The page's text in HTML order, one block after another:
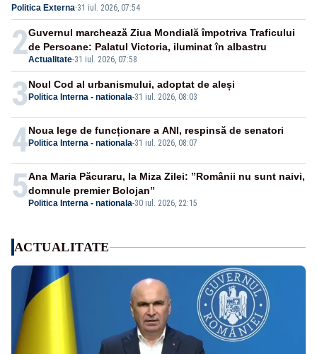
Politica Externa·31 iul. 2026, 07:54
2Actualitate-31 iul. 2026, 07:58
Guvernul marchează Ziua Mondială împotriva Traficului
de Persoane: Palatul Victoria, iluminat în albastru
3 Politica Interna - nationala-31 iul. 2026, 08:03
Noul Cod al urbanismului, adoptat de aleși
4 Politica Interna - nationala-31 iul. 2026, 08:07
Noua lege de funcționare a ANI, respinsă de senatori
5 Politica Interna - nationala-30 iul. 2026, 22:15
Ana Maria Păcuraru, la Miza Zilei: ”Românii nu sunt naivi,
domnule premier Bolojan”
ACTUALITATE